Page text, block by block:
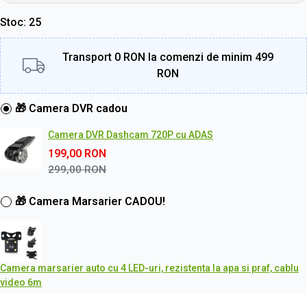
Stoc 25
Transport 0 RON la comenzi de minim 499
RON
🎁 Camera DVR cadou
Camera DVR Dashcam 720P cu ADAS
199,00 RON
299,00RON
🎁 Camera Marsarier CADOU!
Camera marsarier auto cu 4 LED-uri, rezistenta la apa si praf, cablu
video 6m